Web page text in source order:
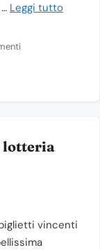
Leggi tutto
lotteria
vincenti